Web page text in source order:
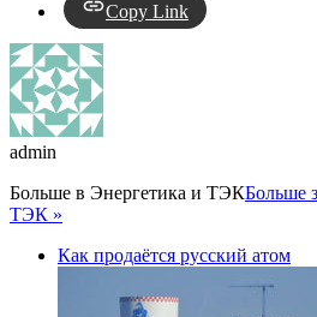
Copy Link
admin
Больше в Энергетика и ТЭКБольше
ТЭК »
Как продаётся русский атом